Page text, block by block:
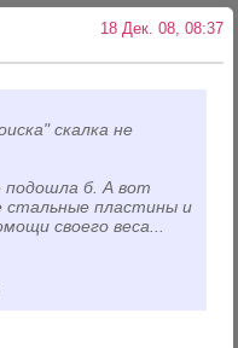
18 Дек. 08, 08:37
скалка не
подошла б. А вот
стальные пластины и
своего веса...